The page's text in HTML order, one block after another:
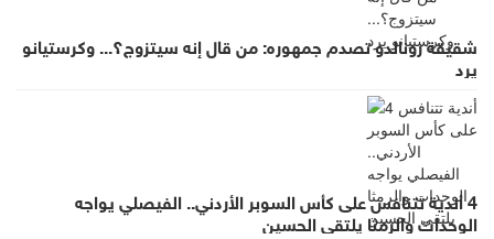
شقيقة رونالدو تصدم جمهوره: من قال إنه سيتزوج؟... وكرستيانو
يرد
4 أندية تتنافس على كأس السوبر الأردني.. الفيصلي يواجه
الوحدات والرمثا يلتقي الحسين